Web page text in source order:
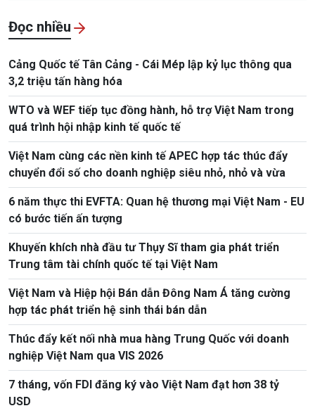
Đọc nhiều
Cảng Quốc tế Tân Cảng - Cái Mép lập kỷ lục thông qua
3,2 triệu tấn hàng hóa
WTO và WEF tiếp tục đồng hành, hỗ trợ Việt Nam trong
quá trình hội nhập kinh tế quốc tế
Việt Nam cùng các nền kinh tế APEC hợp tác thúc đẩy
chuyển đổi số cho doanh nghiệp siêu nhỏ, nhỏ và vừa
6 năm thực thi EVFTA: Quan hệ thương mại Việt Nam - EU
có bước tiến ấn tượng
Khuyến khích nhà đầu tư Thụy Sĩ tham gia phát triển
Trung tâm tài chính quốc tế tại Việt Nam
Việt Nam và Hiệp hội Bán dẫn Đông Nam Á tăng cường
hợp tác phát triển hệ sinh thái bán dẫn
Thúc đẩy kết nối nhà mua hàng Trung Quốc với doanh
nghiệp Việt Nam qua VIS 2026
7 tháng, vốn FDI đăng ký vào Việt Nam đạt hơn 38 tỷ
USD